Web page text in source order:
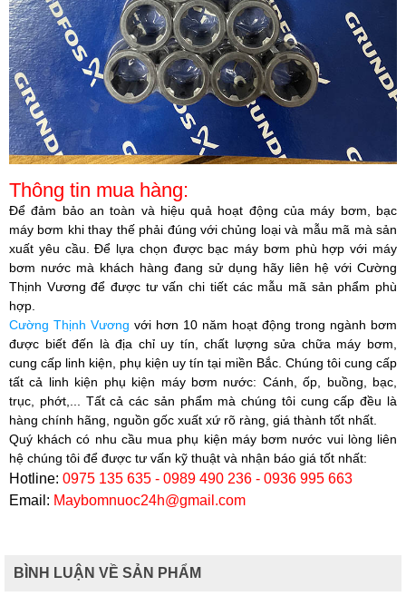
Thông tin mua hàng:
Để đảm bảo an toàn và hiệu quả hoạt động của máy bơm, bạc
máy bơm khi thay thế phải đúng với chủng loại và mẫu mã mà sản
xuất yêu cầu. Để lựa chọn được bạc máy bơm phù hợp với máy
bơm nước mà khách hàng đang sử dụng hãy liên hệ với Cường
Thịnh Vương để được tư vấn chi tiết các mẫu mã sản phẩm phù
hợp.​
Cường Thịnh Vương với hơn 10 năm hoạt động trong ngành bơm
được biết đến là địa chỉ uy tín, chất lượng sửa chữa máy bơm,
cung cấp linh kiện, phụ kiện uy tín tại miền Bắc. Chúng tôi cung cấp
tất cả linh kiện phụ kiện máy bơm nước: Cánh, ốp, buồng, bạc,
trục, phớt,... Tất cả các sản phẩm mà chúng tôi cung cấp đều là
hàng chính hãng, nguồn gốc xuất xứ rõ ràng, giá thành tốt nhất.
Quý khách có nhu cầu mua phụ kiện máy bơm nước vui lòng liên
hệ chúng tôi để được tư vấn kỹ thuật và nhận báo giá tốt nhất:
Hotline: 0975 135 635 - 0989 490 236 - 0936 995 663
Email: Maybomnuoc24h@gmail.com
BÌNH LUẬN VỀ SẢN PHẨM